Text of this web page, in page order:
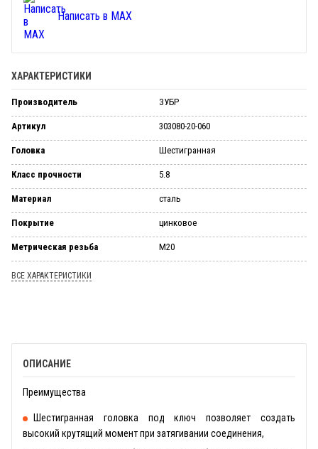
Написать в MAX
ХАРАКТЕРИСТИКИ
Производитель ЗУБР
Артикул 303080-20-060
Головка Шестигранная
Класс прочности 5.8
Материал сталь
Покрытие цинковое
Метрическая резьба М20
ВСЕ ХАРАКТЕРИСТИКИ
ОПИСАНИЕ
Преимущества
Шестигранная головка под ключ позволяет создать
высокий крутящий момент при затягивании соединения,